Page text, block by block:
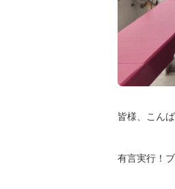
皆様、こんば
有言実行！